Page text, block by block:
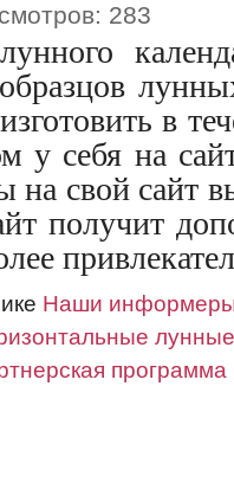
283
в
у себя на
свой сайт
получит
Наши
программа